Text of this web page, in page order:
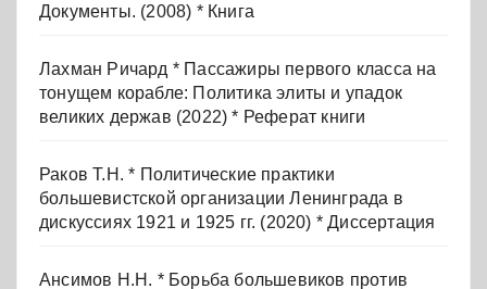
Документы. (2008) * Книга
Лахман Ричард * Пассажиры первого класса на
тонущем корабле: Политика элиты и упадок
великих держав (2022) * Реферат книги
Раков Т.Н. * Политические практики
большевистской организации Ленинграда в
дискуссиях 1921 и 1925 гг. (2020) * Диссертация
Ансимов Н.Н. * Борьба большевиков против